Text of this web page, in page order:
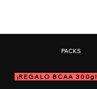
PACKS
¡REGALO BCAA 300g!